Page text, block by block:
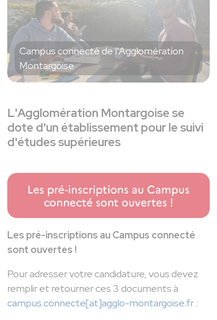
Campus connecté de
Montargoise
Précédent
L'Agglomération Montargoise se
dote d'un établissement pour le suivi
d'études supérieures
Les pré-inscriptions au Campus connecté
sont ouvertes !
Pour adresser votre candidature, vous devez
remplir et retourner ces 3 documents à
campus.connecte[at]agglo-montargoise.fr :